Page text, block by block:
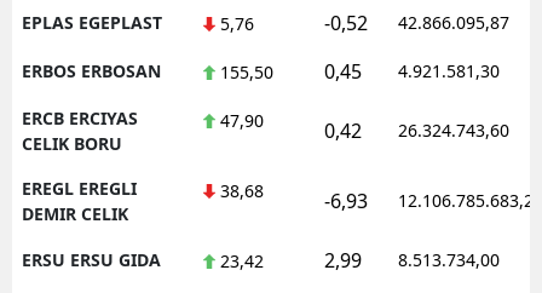
EPLAS EGEPLAST 5,76 -0,52 42.866.095,87
ERBOS ERBOSAN 155,50 0,45 4.921.581,30
ERCB ERCIYAS
CELIK BORU
47,90 0,42 26.324.743,60
EREGL EREGLI
DEMIR CELIK
38,68 -6,93 12.106.785.683,20
ERSU ERSU GIDA 23,42 2,99 8.513.734,00